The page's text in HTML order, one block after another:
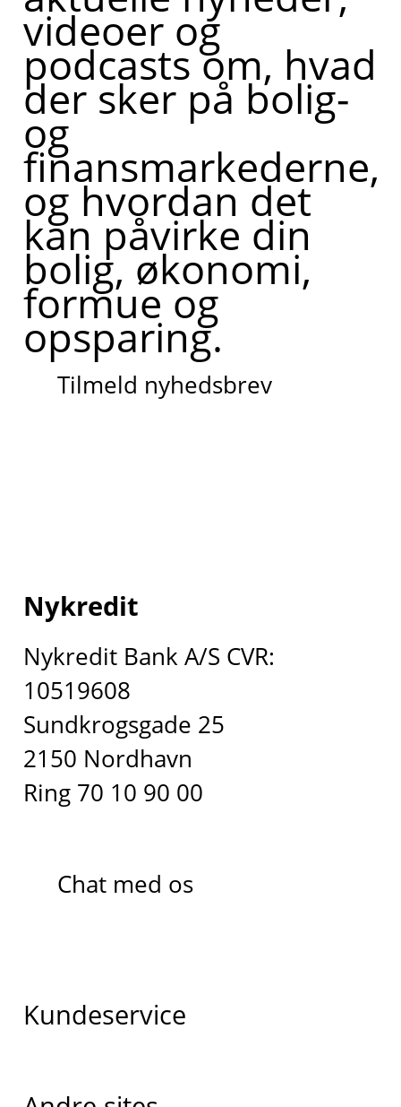
videoer og
podcasts om, hvad
der sker på bolig-
og
finansmarkederne,
og hvordan det
kan påvirke din
bolig, økonomi,
formue og
opsparing.
Tilmeld nyhedsbrev
Nykredit
Nykredit Bank A/S CVR:
10519608
Sundkrogsgade 25
2150 Nordhavn
Ring 70 10 90 00
Chat med os
Kundeservice